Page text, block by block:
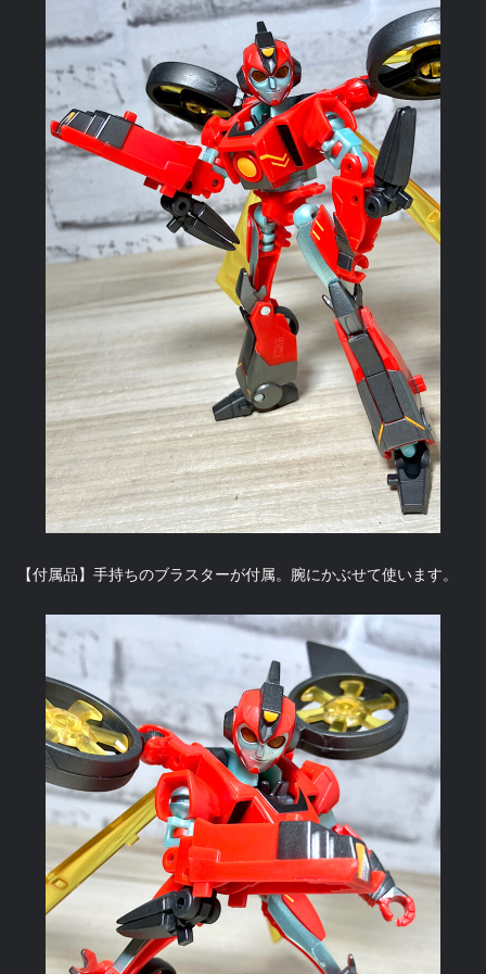
【付属品】手持ちのブラスターが付属。腕にかぶせて使います。